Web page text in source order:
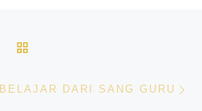
BELAJAR DARI SANG GURU